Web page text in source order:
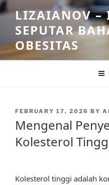
Skip
to
content
LIZAIANOV –
SEPUTAR
OBESITAS
POSTED
FEBRUARY 17, 2026 BY
Mengenal
Kolesterol
Kolesterol tinggi adalah